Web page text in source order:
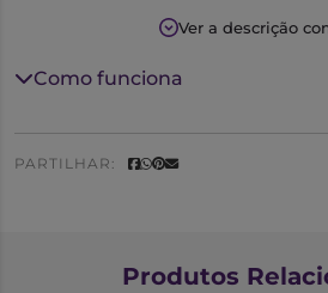
macia, elástica e muito permeável
Esta banda adesiva possui uma
sem dor e sem deixar marcas.
Ver a descrição
Como funciona
PARTILHAR:
Produtos